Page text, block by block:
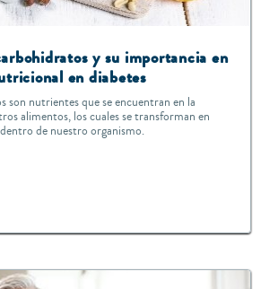
y su importancia en
en diabetes
son nutrientes que se encuentran en la
alimentos, los cuales se transforman en
de nuestro organismo.